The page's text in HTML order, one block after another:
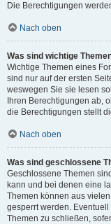
Die Berechtigungen
Nach oben
Was sind wichtige
Wichtige Themen eines
sind nur auf der ersten
weswegen Sie sie lesen
Ihren Berechtigungen ab,
die Berechtigungen stellt
Nach oben
Was sind geschlossene
Geschlossene Themen
kann und bei denen eine
Themen können aus
gesperrt werden.
Themen zu schließen,